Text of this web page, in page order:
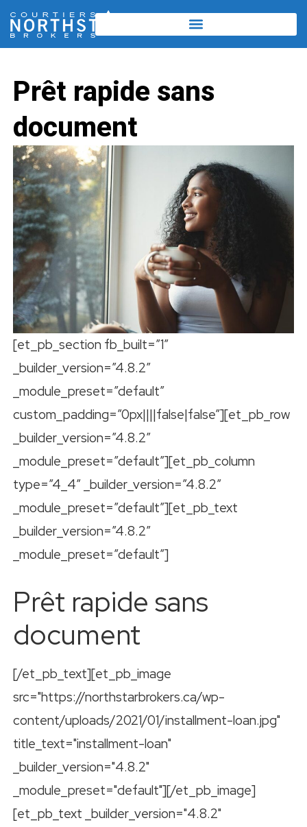
Prêt rapide sans
document
[et_pb_section fb_built=”1″
_builder_version=”4.8.2″
_module_preset=”default”
custom_padding=”0px||||false|false”][et_pb_row
_builder_version=”4.8.2″
_module_preset=”default”][et_pb_column
type=”4_4″ _builder_version=”4.8.2″
_module_preset=”default”][et_pb_text
_builder_version=”4.8.2″
_module_preset=”default”]
Prêt rapide sans
document
[/et_pb_text][et_pb_image
src="https://northstarbrokers.ca/wp-
content/uploads/2021/01/installment-loan.jpg"
title_text="installment-loan"
_builder_version="4.8.2"
_module_preset="default"][/et_pb_image]
[et_pb_text _builder_version="4.8.2"